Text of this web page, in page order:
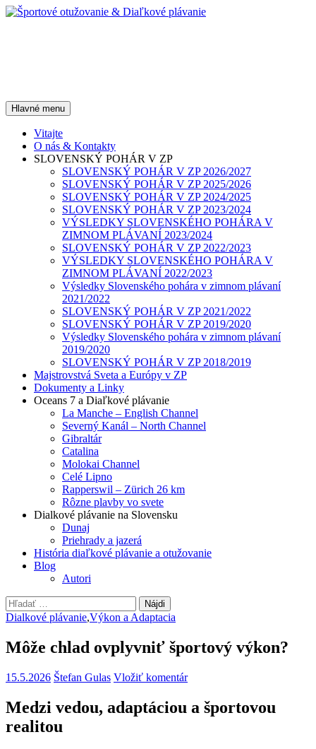
Preskočiť
Hľadať
Hlavné menu
Vitajte
O nás & Kontakty
SLOVENSKÝ POHÁR V ZP
SLOVENSKÝ POHÁR V ZP 2026/2027
SLOVENSKÝ POHÁR V ZP 2025/2026
SLOVENSKÝ POHÁR V ZP 2024/2025
SLOVENSKÝ POHÁR V ZP 2023/2024
VÝSLEDKY SLOVENSKÉHO POHÁRA V
ZIMNOM PLÁVANÍ 2023/2024
SLOVENSKÝ POHÁR V ZP 2022/2023
VÝSLEDKY SLOVENSKÉHO POHÁRA V
ZIMNOM PLÁVANÍ 2022/2023
Výsledky Slovenského pohára v zimnom plávaní
2021/2022
SLOVENSKÝ POHÁR V ZP 2021/2022
SLOVENSKÝ POHÁR V ZP 2019/2020
Výsledky Slovenského pohára v zimnom plávaní
2019/2020
SLOVENSKÝ POHÁR V ZP 2018/2019
Majstrovstvá Sveta a Európy v ZP
Dokumenty a Linky
Oceans 7 a Diaľkové plávanie
La Manche – English Channel
Severný Kanál – North Channel
Gibraltár
Catalina
Molokai Channel
Celé Lipno
Rapperswil – Zürich 26 km
Rôzne plavby vo svete
Dialkové plávanie na Slovensku
Dunaj
Priehrady a jazerá
História diaľkové plávanie a otužovanie
Blog
Autori
Hľadať:
Dialkové plávanie,Výkon a Adaptacia
Môže chlad ovplyvniť športový výkon?
15.5.2026 Štefan Gulas Vložiť komentár
Medzi vedou, adaptáciou a športovou
realitou